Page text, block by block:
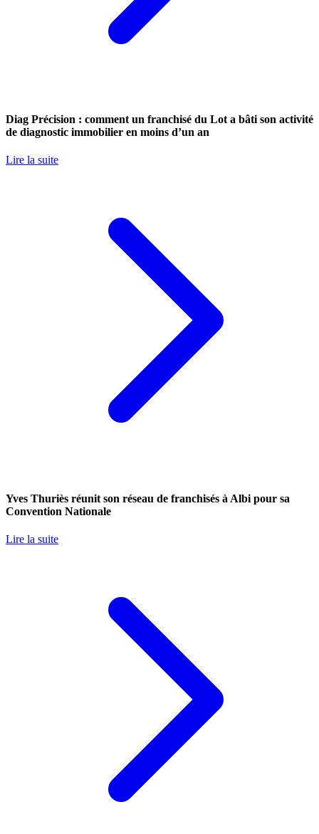
Diag Précision : comment un franchisé du Lot a bâti son activité
de diagnostic immobilier en moins d’un an
Lire la suite
Yves Thuriès réunit son réseau de franchisés à Albi pour sa
Convention Nationale
Lire la suite